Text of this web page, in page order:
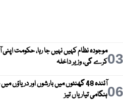
03موجودہ نظام کہیں نہیں جا رہا، حکومت
کرے گی، وزیر داخلہ
06
آئندہ 48 گھنٹوں میں بارشوں اور
ہنگامی تیاریاں تیز